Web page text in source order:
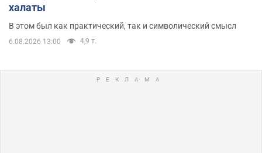
халаты
В этом был как практический, так и символический смысл
6.08.2026 13:00 4,9 т.